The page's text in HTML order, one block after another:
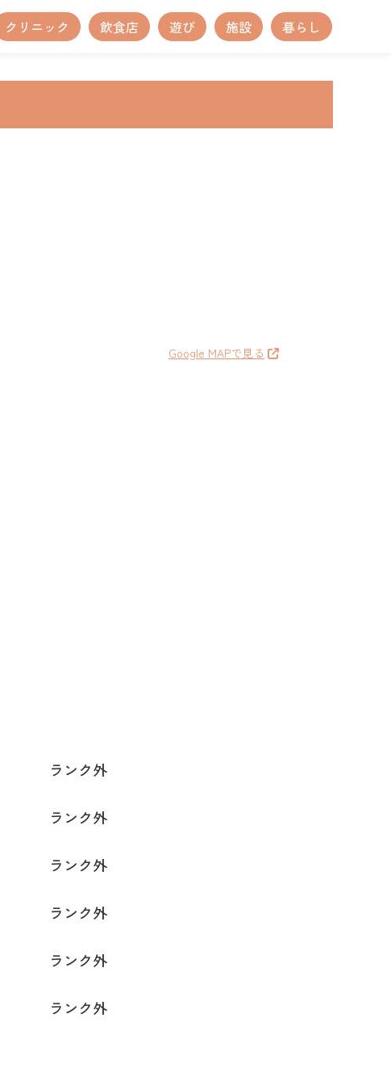
クリニック 飲食店 遊び 施設 暮らし
Google MAPで見る
ランク外
ランク外
ランク外
ランク外
ランク外
ランク外